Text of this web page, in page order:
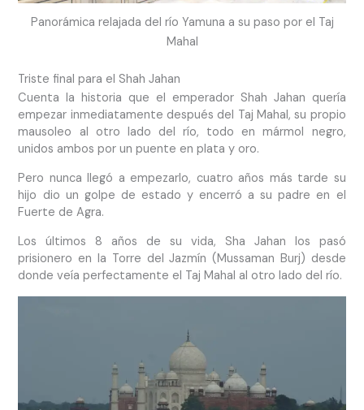
Panorámica relajada del río Yamuna a su paso por el Taj
Mahal
Triste final para el Shah Jahan
Cuenta la historia que el emperador Shah Jahan quería
empezar inmediatamente después del Taj Mahal, su propio
mausoleo al otro lado del río, todo en mármol negro,
unidos ambos por un puente en plata y oro.
Pero nunca llegó a empezarlo, cuatro años más tarde su
hijo dio un golpe de estado y encerró a su padre en el
Fuerte de Agra.
Los últimos 8 años de su vida, Sha Jahan los pasó
prisionero en la Torre del Jazmín (Mussaman Burj) desde
donde veía perfectamente el Taj Mahal al otro lado del río.